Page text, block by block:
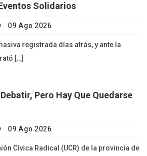
Solidarios
09 Ago 2026
registrada días atrás, y ante la
[…]
Pero Hay Que Quedarse
09 Ago 2026
Cívica Radical (UCR) de la provincia de